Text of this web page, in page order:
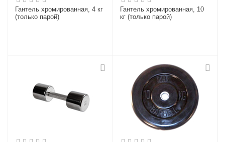
Гантель хромированная, 4 кг
(только парой)
Гантель хромированная, 10
кг (только парой)